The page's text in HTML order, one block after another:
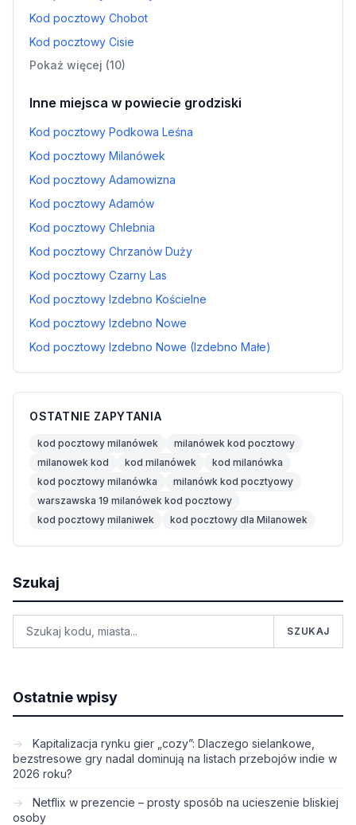
Kod pocztowy Chobot
Kod pocztowy Cisie
Pokaż więcej (10)
Inne miejsca w powiecie grodziski
Kod pocztowy Podkowa Leśna
Kod pocztowy Milanówek
Kod pocztowy Adamowizna
Kod pocztowy Adamów
Kod pocztowy Chlebnia
Kod pocztowy Chrzanów Duży
Kod pocztowy Czarny Las
Kod pocztowy Izdebno Kościelne
Kod pocztowy Izdebno Nowe
Kod pocztowy Izdebno Nowe (Izdebno Małe)
OSTATNIE ZAPYTANIA
kod pocztowy milanówek
milanówek kod pocztowy
milanowek kod
kod milanówek
kod milanówka
kod pocztowy milanówka
milanówk kod pocztyowy
warszawska 19 milanówek kod pocztowy
kod pocztowy milaniwek
kod pocztowy dla Milanowek
Szukaj
SZUKAJ
Ostatnie wpisy
Kapitalizacja rynku gier „cozy”: Dlaczego sielankowe,
bezstresowe gry nadal dominują na listach przebojów indie w
2026 roku?
Netflix w prezencie – prosty sposób na ucieszenie bliskiej
osoby